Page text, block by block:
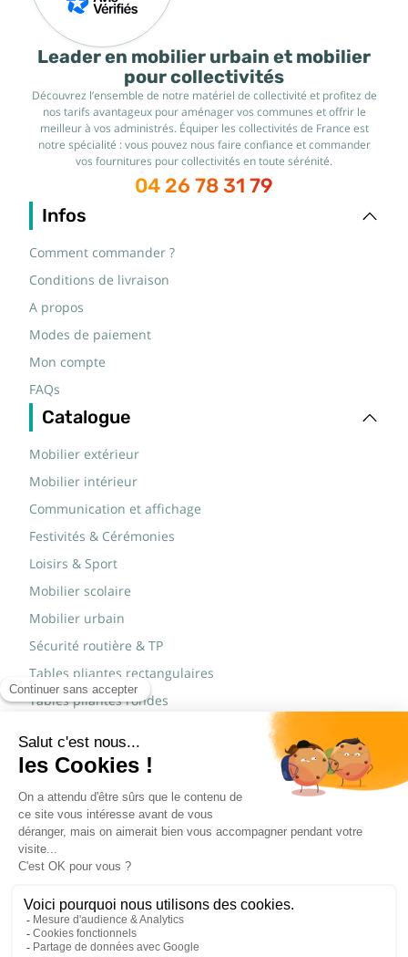
Leader en mobilier urbain et mobilier
pour collectivités
Découvrez l’ensemble de notre matériel de collectivité et profitez de
nos tarifs avantageux pour aménager vos communes et offrir le
meilleur à vos administrés. Équiper les collectivités de France est
notre spécialité : vous pouvez nous faire confiance et commander
vos fournitures pour collectivités en toute sérénité.
04 26 78 31 79
Infos
Comment commander ?
Conditions de livraison
A propos
Modes de paiement
Mon compte
FAQs
Catalogue
Mobilier extérieur
Mobilier intérieur
Communication et affichage
Festivités & Cérémonies
Loisirs & Sport
Mobilier scolaire
Mobilier urbain
Sécurité routière & TP
Tables pliantes rectangulaires
Tables pliantes rondes
Marques
JAD Groupe
Procity®
© Copyright 2015 - 2026,